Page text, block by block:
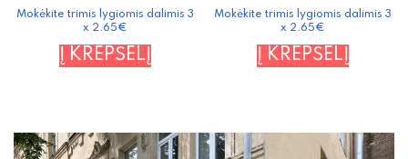
Mokėkite trimis lygiomis dalimis 3
x 2.65€
Į KREPŠELĮ
Mokėkite trimis lygiomis dalimis 3
x 2.65€
Į KREPŠELĮ